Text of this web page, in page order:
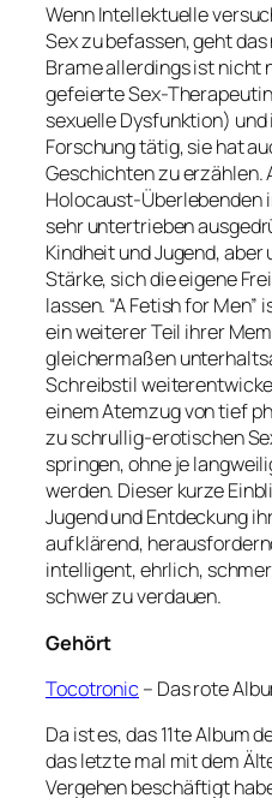
Wenn Intellektuelle
Sex zu befassen, geht
Brame allerdings ist nicht
gefeierte Sex-
sexuelle Dysfunktion)
Forschung tätig, sie hat
Geschichten zu erzählen.
Holocaust-Überlebenden
sehr untertrieben
Kindheit und Jugend,
Stärke, sich die eigene
lassen. “A Fetish for Men”
ein weiterer Teil ihrer
gleichermaßen
Schreibstil
einem Atemzug von tief
zu schrullig-erotischen
springen, ohne je
werden. Dieser kurze
Jugend und Entdeckung
aufklärend,
intelligent, ehrlich,
schwer zu verdauen.
Gehört
Tocotronic – Das rote
Da ist es, das 11te Album
das letzte mal mit dem
Vergehen beschäftigt